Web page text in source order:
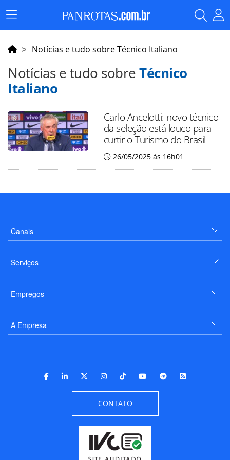
Menu
Principal
Notícias e tudo sobre Técnico Italiano
Notícias e tudo sobreTécnico
Italiano
Carlo Ancelotti: novo técnico
da seleção está louco para
curtir o Turismo do Brasil
26/05/2025 às 16h01
Canais
Serviços
Empregos
A Empresa
CONTATO